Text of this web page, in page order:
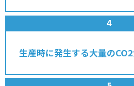
生産時に発生する大量の